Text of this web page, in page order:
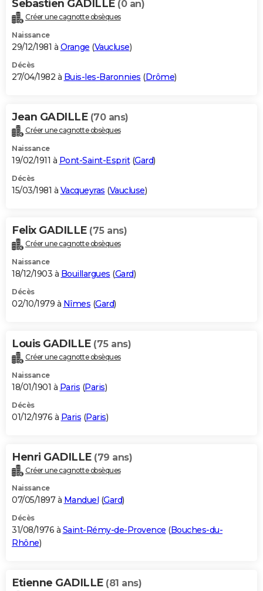
Sebastien GADILLE (0 an)
Créer une cagnotte obsèques
Naissance
29/12/1981 à Orange (Vaucluse)
Décès
27/04/1982 à Buis-les-Baronnies (Drôme)
Jean GADILLE (70 ans)
Créer une cagnotte obsèques
Naissance
19/02/1911 à Pont-Saint-Esprit(Gard)
Décès
15/03/1981 à Vacqueyras (Vaucluse)
Felix GADILLE (75 ans)
Créer une cagnotte obsèques
Naissance
18/12/1903 à Bouillargues (Gard)
Décès
02/10/1979 à Nîmes (Gard)
Louis GADILLE (75 ans)
Créer une cagnotte obsèques
Naissance
18/01/1901 à Paris (Paris)
Décès
01/12/1976 à Paris (Paris)
Henri GADILLE (79 ans)
Créer une cagnotte obsèques
Naissance
07/05/1897 à Manduel (Gard)
Décès
31/08/1976 à Saint-Rémy-de-Provence (Bouches-du-
Rhône)
Etienne GADILLE (81 ans)